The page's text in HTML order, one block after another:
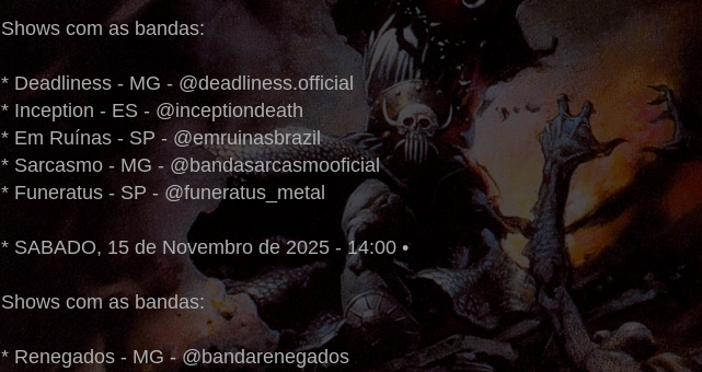
Shows com as bandas:
* Deadliness - MG - @deadliness.official
* Inception - ES - @inceptiondeath
* Em Ruínas - SP - @emruinasbrazil
* Sarcasmo - MG - @bandasarcasmooficial
* Funeratus - SP - @funeratus_metal
* SABADO, 15 de Novembro de 2025 - 14:00 •
Shows com as bandas:
* Renegados - MG - @bandarenegados